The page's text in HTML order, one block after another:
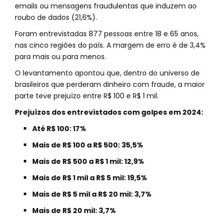
emails ou mensagens fraudulentas que induzem ao
roubo de dados (21,6%).
Foram entrevistadas 877 pessoas entre 18 e 65 anos,
nas cinco regiões do país. A margem de erro é de 3,4%
para mais ou para menos.
O levantamento apontou que, dentro do universo de
brasileiros que perderam dinheiro com fraude, a maior
parte teve prejuízo entre R$ 100 e R$ 1 mil.
Prejuízos dos entrevistados com golpes em 2024:
Até R$ 100: 17%
Mais de R$ 100 a R$ 500: 35,5%
Mais de R$ 500 a R$ 1 mil: 12,9%
Mais de R$ 1 mil a R$ 5 mil: 19,5%
Mais de R$ 5 mil a R$ 20 mil: 3,7%
Mais de R$ 20 mil: 3,7%